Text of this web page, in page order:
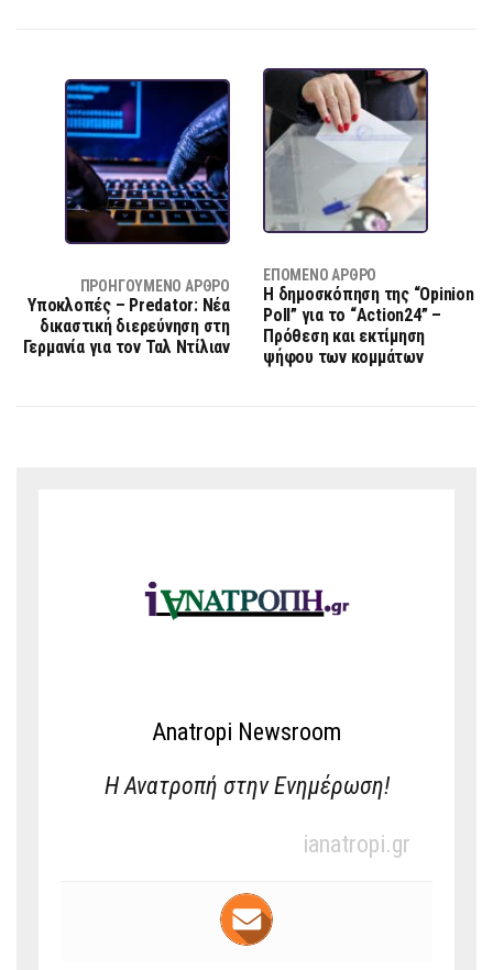
ΠΡΟΗΓΟΎΜΕΝΟ ΆΡΘΡΟ
Υποκλοπές – Predator: Νέα
δικαστική διερεύνηση στη
Γερμανία για τον Ταλ Ντίλιαν
ΕΠΌΜΕΝΟ ΆΡΘΡΟ
Η δημοσκόπηση της “Opinion
Poll” για το “Action24” –
Πρόθεση και εκτίμηση
ψήφου των κομμάτων
Anatropi Newsroom
Η Ανατροπή στην Ενημέρωση!
ianatropi.gr